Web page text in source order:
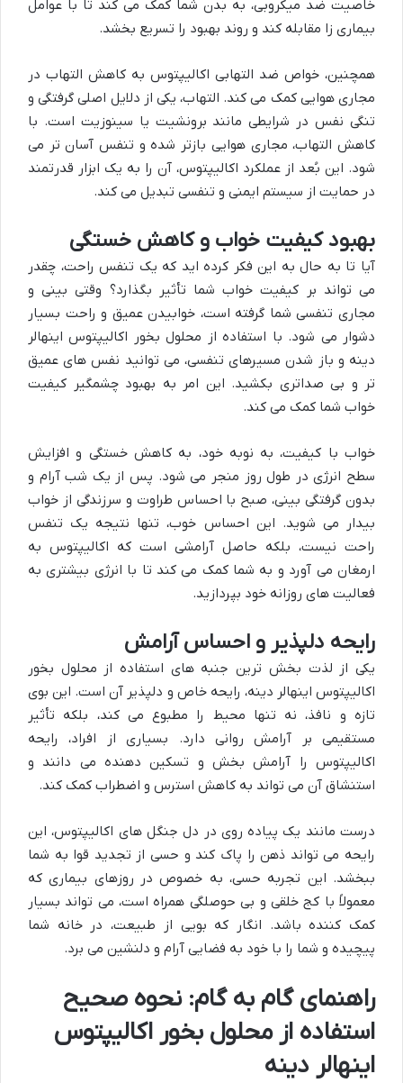
خاصیت ضد میکروبی، به بدن شما کمک می کند تا با عوامل
بیماری زا مقابله کند و روند بهبود را تسریع بخشد.
همچنین، خواص ضد التهابی اکالیپتوس به کاهش التهاب در
مجاری هوایی کمک می کند. التهاب، یکی از دلایل اصلی گرفتگی و
تنگی نفس در شرایطی مانند برونشیت یا سینوزیت است. با
کاهش التهاب، مجاری هوایی بازتر شده و تنفس آسان تر می
شود. این بُعد از عملکرد اکالیپتوس، آن را به یک ابزار قدرتمند
در حمایت از سیستم ایمنی و تنفسی تبدیل می کند.
بهبود کیفیت خواب و کاهش خستگی
آیا تا به حال به این فکر کرده اید که یک تنفس راحت، چقدر
می تواند بر کیفیت خواب شما تأثیر بگذارد؟ وقتی بینی و
مجاری تنفسی شما گرفته است، خوابیدن عمیق و راحت بسیار
دشوار می شود. با استفاده از محلول بخور اکالیپتوس اینهالر
دینه و باز شدن مسیرهای تنفسی، می توانید نفس های عمیق
تر و بی صداتری بکشید. این امر به بهبود چشمگیر کیفیت
خواب شما کمک می کند.
خواب با کیفیت، به نوبه خود، به کاهش خستگی و افزایش
سطح انرژی در طول روز منجر می شود. پس از یک شب آرام و
بدون گرفتگی بینی، صبح با احساس طراوت و سرزندگی از خواب
بیدار می شوید. این احساس خوب، تنها نتیجه یک تنفس
راحت نیست، بلکه حاصل آرامشی است که اکالیپتوس به
ارمغان می آورد و به شما کمک می کند تا با انرژی بیشتری به
فعالیت های روزانه خود بپردازید.
رایحه دلپذیر و احساس آرامش
یکی از لذت بخش ترین جنبه های استفاده از محلول بخور
اکالیپتوس اینهالر دینه، رایحه خاص و دلپذیر آن است. این بوی
تازه و نافذ، نه تنها محیط را مطبوع می کند، بلکه تأثیر
مستقیمی بر آرامش روانی دارد. بسیاری از افراد، رایحه
اکالیپتوس را آرامش بخش و تسکین دهنده می دانند و
استنشاق آن می تواند به کاهش استرس و اضطراب کمک کند.
درست مانند یک پیاده روی در دل جنگل های اکالیپتوس، این
رایحه می تواند ذهن را پاک کند و حسی از تجدید قوا به شما
ببخشد. این تجربه حسی، به خصوص در روزهای بیماری که
معمولاً با کج خلقی و بی حوصلگی همراه است، می تواند بسیار
کمک کننده باشد. انگار که بویی از طبیعت، در خانه شما
پیچیده و شما را با خود به فضایی آرام و دلنشین می برد.
راهنمای گام به گام: نحوه صحیح
استفاده از محلول بخور اکالیپتوس
اینهالر دینه